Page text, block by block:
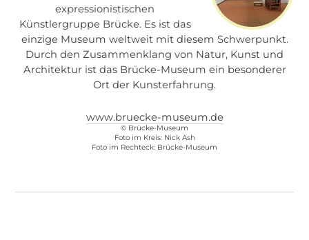
expressionistischen
Künstlergruppe Brücke. Es ist das
einzige Museum weltweit mit diesem Schwerpunkt.
Durch den Zusammenklang von Natur, Kunst und
Architektur ist das Brücke-Museum ein besonderer
Ort der Kunsterfahrung.
www.bruecke-museum.de
© Brücke-Museum
Foto im Kreis: Nick Ash
Foto im Rechteck: Brücke-Museum